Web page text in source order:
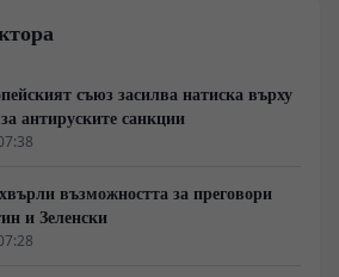
съюз засилва натиска върху
антируските санкции
възможността за преговори
и Зеленски